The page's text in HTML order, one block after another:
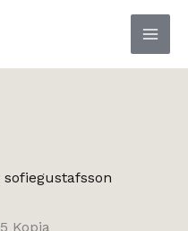
sofiegustafsson